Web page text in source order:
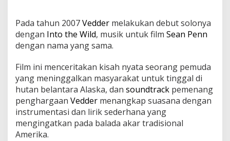
Pada tahun 2007Vedder melakukan debut solonya
dengan Into the Wild, musik untuk film Sean Penn
dengan nama yang sama.
Film ini menceritakan kisah nyata seorang pemuda
yang meninggalkan masyarakat untuk tinggal di
hutan belantara Alaska, dan soundtrack pemenang
penghargaan Vedder menangkap suasana dengan
instrumentasi dan lirik sederhana yang
mengingatkan pada balada akar tradisional
Amerika.